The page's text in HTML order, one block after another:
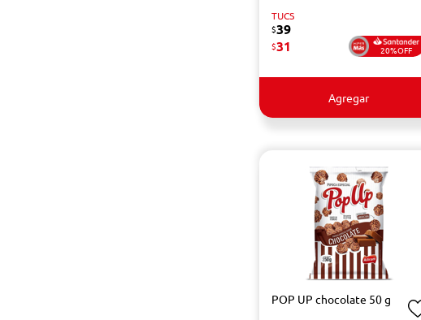
TUCS
$39
$31 20%OFF
Agregar
POP UP chocolate 50 g